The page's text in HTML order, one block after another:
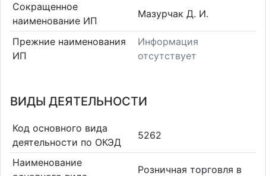
Сокращенное
наименование ИП
Мазурчак Д. И.
Прежние наименования
ИП
Информация
отсутствует
ВИДЫ ДЕЯТЕЛЬНОСТИ
Код основного вида
деятельности по ОКЭД
5262
Наименование
Розничная торговля в